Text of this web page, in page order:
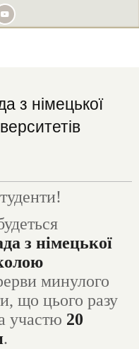
з німецької
з німецької
минулого
що цього разу
участю 20
.